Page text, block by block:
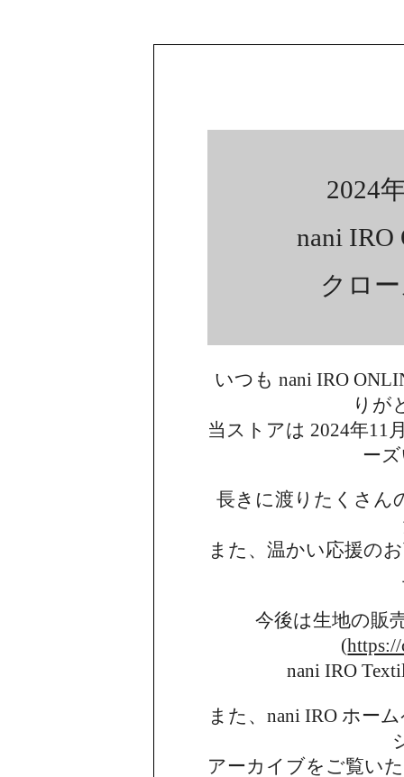
2024
nani IRO
クロ
いつも nani IRO
りが
当ストアは 2024年11
ー
長きに渡りたくさん
また、温かい応援の
今後は生地の販
(https://
nani IRO
また、nani IRO ホー
アーカイブを ご覧い